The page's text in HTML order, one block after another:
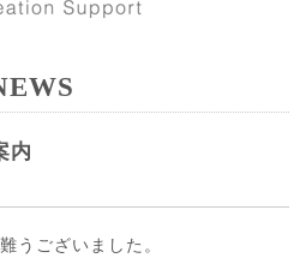
内
うございました。